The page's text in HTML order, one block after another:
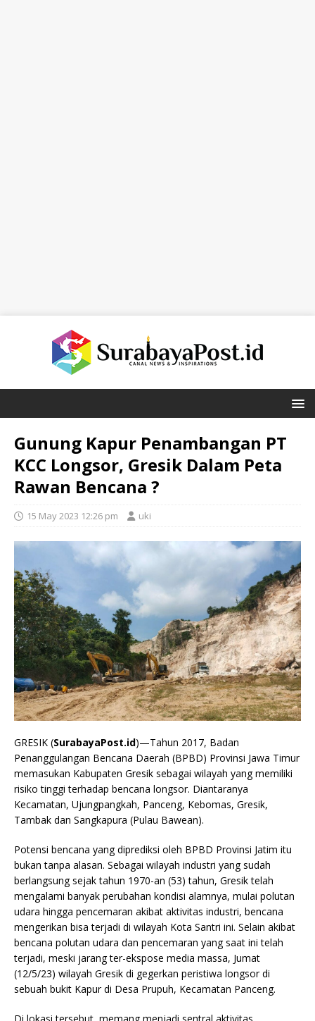
Gunung Kapur Penambangan PT
KCC Longsor, Gresik Dalam Peta
Rawan Bencana ?
15 May 2023 12:26 pm uki
GRESIK (SurabayaPost.id)—Tahun 2017, Badan
Penanggulangan Bencana Daerah (BPBD) Provinsi Jawa Timur
memasukan Kabupaten Gresik sebagai wilayah yang memiliki
risiko tinggi terhadap bencana longsor. Diantaranya
Kecamatan, Ujungpangkah, Panceng, Kebomas, Gresik,
Tambak dan Sangkapura (Pulau Bawean).
Potensi bencana yang diprediksi oleh BPBD Provinsi Jatim itu
bukan tanpa alasan. Sebagai wilayah industri yang sudah
berlangsung sejak tahun 1970-an (53) tahun, Gresik telah
mengalami banyak perubahan kondisi alamnya, mulai polutan
udara hingga pencemaran akibat aktivitas industri, bencana
mengerikan bisa terjadi di wilayah Kota Santri ini. Selain akibat
bencana polutan udara dan pencemaran yang saat ini telah
terjadi, meski jarang ter-ekspose media massa, Jumat
(12/5/23) wilayah Gresik di gegerkan peristiwa longsor di
sebuah bukit Kapur di Desa Prupuh, Kecamatan Panceng.
Di lokasi tersebut, memang menjadi sentral aktivitas